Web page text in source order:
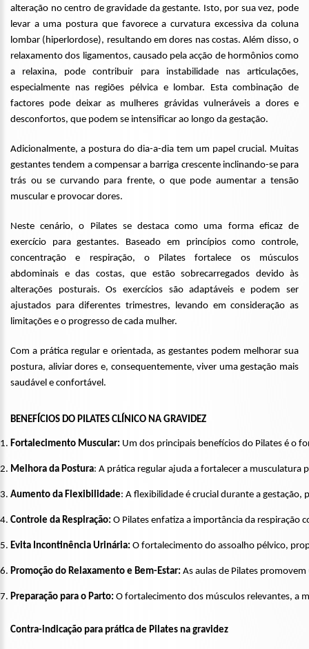
alteração no centro de gravidade da gestante. Isto, por sua vez, pode
levar a uma postura que favorece a curvatura excessiva da coluna
lombar (hiperlordose), resultando em dores nas costas. Além disso, o
relaxamento dos ligamentos, causado pela acção de hormônios como
a relaxina, pode contribuir para instabilidade nas articulações,
especialmente nas regiões pélvica e lombar. Esta combinação de
factores pode deixar as mulheres grávidas vulneráveis a dores e
desconfortos, que podem se intensificar ao longo da gestação.
Adicionalmente, a postura do dia-a-dia tem um papel crucial. Muitas
gestantes tendem a compensar a barriga crescente inclinando-se para
trás ou se curvando para frente, o que pode aumentar a tensão
muscular e provocar dores.
Neste cenário, o Pilates se destaca como uma forma eficaz de
exercício para gestantes. Baseado em princípios como controle,
concentração e respiração, o Pilates fortalece os músculos
abdominais e das costas, que estão sobrecarregados devido às
alterações posturais. Os exercícios são adaptáveis e podem ser
ajustados para diferentes trimestres, levando em consideração as
limitações e o progresso de cada mulher.
Com a prática regular e orientada, as gestantes podem melhorar sua
postura, aliviar dores e, consequentemente, viver uma gestação mais
saudável e confortável.
BENEFÍCIOS DO PILATES CLÍNICO NA GRAVIDEZ
Fortalecimento Muscular: Um dos principais benefícios do Pilates é o
Melhora da Postura: A prática regular ajuda a fortalecer a musculatura
Aumento da Flexibilidade: A flexibilidade é crucial durante a
Controle da Respiração: O Pilates enfatiza a importância da respiração
Evita Incontinência Urinária: O fortalecimento do assoalho pélvico,
Promoção do Relaxamento e Bem-Estar: As aulas de Pilates
Preparação para o Parto: O fortalecimento dos músculos relevantes, a
Contra-indicação para prática de Pilates na gravidez